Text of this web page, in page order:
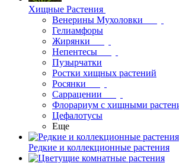
Хищные Растения
Венерины Мухоловки
Гелиамфоры
Жирянки
Непентесы
Пузырчатки
Ростки хищных растений
Росянки
Саррацении
Флорариум с хищными
Цефалотусы
Еще
Редкие и коллекционные растения